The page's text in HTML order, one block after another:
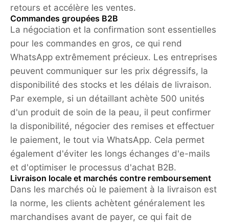
retours et accélère les ventes.
Commandes groupées B2B
La négociation et la confirmation sont essentielles
pour les commandes en gros, ce qui rend
WhatsApp extrêmement précieux. Les entreprises
peuvent communiquer sur les prix dégressifs, la
disponibilité des stocks et les délais de livraison.
Par exemple, si un détaillant achète 500 unités
d'un produit de soin de la peau, il peut confirmer
la disponibilité, négocier des remises et effectuer
le paiement, le tout via WhatsApp. Cela permet
également d'éviter les longs échanges d'e-mails
et d'optimiser le processus d'achat B2B.
Livraison locale et marchés contre remboursement
Dans les marchés où le paiement à la livraison est
la norme, les clients achètent généralement les
marchandises avant de payer, ce qui fait de